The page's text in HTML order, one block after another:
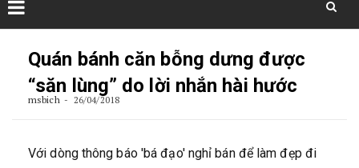
content
Quán bánh căn bỗng dưng được
“săn lùng” do lời nhắn hài hước
msbich 26/04/2018
Với dòng thông báo 'bá đạo' nghỉ bán để làm đẹp đi